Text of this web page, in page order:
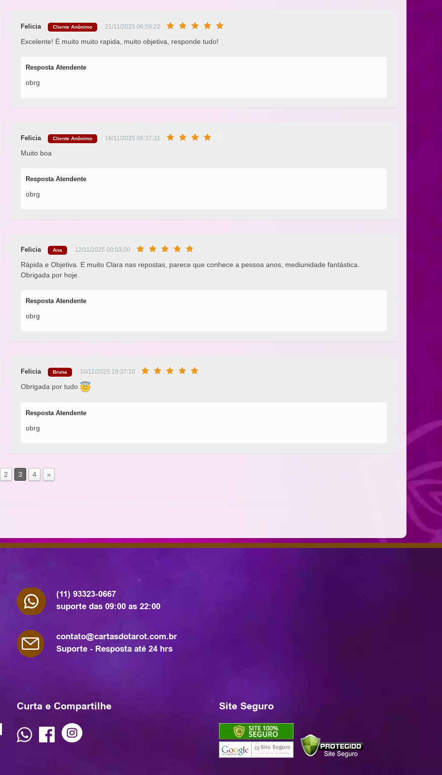
Felicia Cliente Anônimo 21/11/2025 06:59:22
Excelente! É muito muito rapida, muito objetiva, responde tudo!
Resposta Atendente
obrg
Felicia Cliente Anônimo 16/11/2025 06:37:31
Muito boa
Resposta Atendente
obrg
Felicia Ana 12/11/2025 00:03:00
Rápida e Objetiva. E muito Clara nas repostas, parece que conhece a pessoa anos, mediunidade fantástica.
Obrigada por hoje.
Resposta Atendente
obrg
Felicia Bruna 10/11/2025 19:37:10
Obrigada por tudo
Resposta Atendente
obrg
2 3 4 »
(11) 93323-0667
suporte das 09:00 as 22:00
contato@cartasdotarot.com.br
Suporte - Resposta até 24 hrs
Curta e Compartilhe Site Seguro